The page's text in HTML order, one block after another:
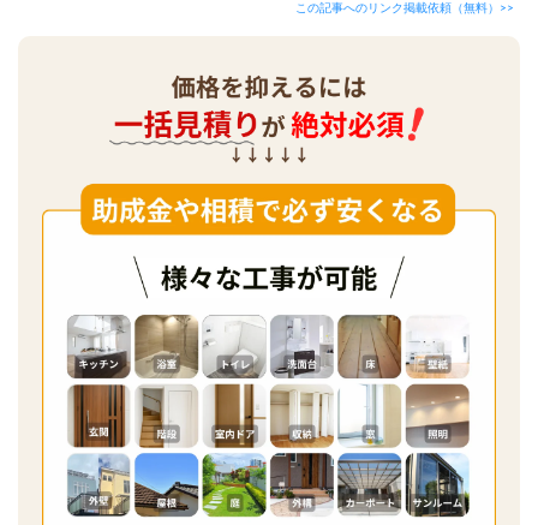
この記事へのリンク掲載依頼（無料）>>